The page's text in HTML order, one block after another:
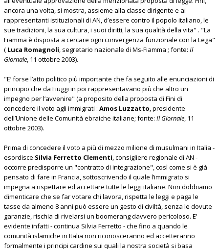
ancora una volta, si mostra, assieme alla classe dirigente e ai
rappresentanti istituzionali di AN, d’essere contro il popolo italiano, le
sue tradizioni, la sua cultura, i suoi diritti, la sua qualità della vita" . "La
Fiamma è disposta a cercare ogni convergenza funzionale con la Lega"
( Luca Romagnoli, segretario nazionale di Ms-Fiamma ; fonte: Il
Giornale, 11 ottobre 2003).
"E’ forse l’atto politico più importante che fa seguito alle enunciazioni di
principio che da Fiuggi in poi rappresentavano più che altro un
impegno per l’avvenire" (a proposito della proposta di Fini di
concedere il voto agli immigrati : Amos Luzzatto, presidente
dell’Unione delle Comunità ebraiche italiane; fonte: Il Giornale, 11
ottobre 2003).
Prima di concedere il voto a più di mezzo milione di musulmani in Italia -
esordisce Silvia Ferretto Clementi, consigliere regionale di AN -
occorre predisporre un "contratto di integrazione", così come si è già
pensato di fare in Francia, sottoscrivendo il quale l’immigrato si
impegna a rispettare ed accettare tutte le leggi italiane. Non dobbiamo
dimenticare che se far votare chi lavora, rispetta le leggi e paga le
tasse da almeno 8 anni può essere un gesto di civiltà, senza le dovute
garanzie, rischia di rivelarsi un boomerang davvero pericoloso. E’
evidente infatti - continua Silvia Ferretto - che fino a quando le
comunità islamiche in Italia non riconosceranno ed accetteranno
formalmente i principi cardine sui quali la nostra società si basa